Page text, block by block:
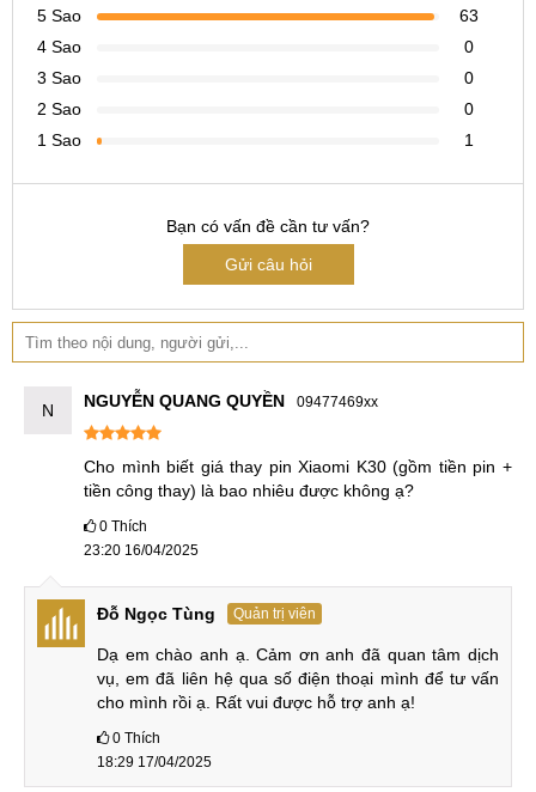
5 Sao
63
4 Sao
0
3 Sao
0
2 Sao
0
1 Sao
1
Bạn có vấn đề cần tư vấn?
Gửi câu hỏi
N NGUYỄN QUANG QUYỀN 09477469xx
Cho mình biết giá thay pin Xiaomi K30 (gồm tiền pin +
tiền công thay) là bao nhiêu được không ạ?
0 Thích
23:20 16/04/2025
Đỗ Ngọc Tùng Quản trị viên
Dạ em chào anh ạ. Cảm ơn anh đã quan tâm dịch
vụ, em đã liên hệ qua số điện thoại mình để tư vấn
cho mình rồi ạ. Rất vui được hỗ trợ anh ạ!
0 Thích
18:29 17/04/2025